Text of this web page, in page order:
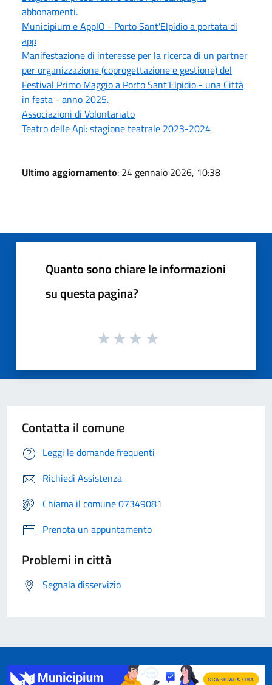
abbonamenti.
Municipium e AppIO - Porto Sant'Elpidio a portata di
app
Manifestazione di interesse per la ricerca di un partner
per organizzazione (coprogettazione e gestione) del
Festival Primo Maggio a Porto Sant'Elpidio - una Città
in festa - anno 2025.
Associazioni di Volontariato
Teatro delle Api: stagione teatrale 2023-2024
Ultimo aggiornamento: 24 gennaio 2026, 10:38
Quanto sono chiare le informazioni
su questa pagina?
Contatta il comune
Leggi le domande frequenti
Richiedi Assistenza
Chiama il comune 07349081
Prenota un appuntamento
Problemi in città
Segnala disservizio